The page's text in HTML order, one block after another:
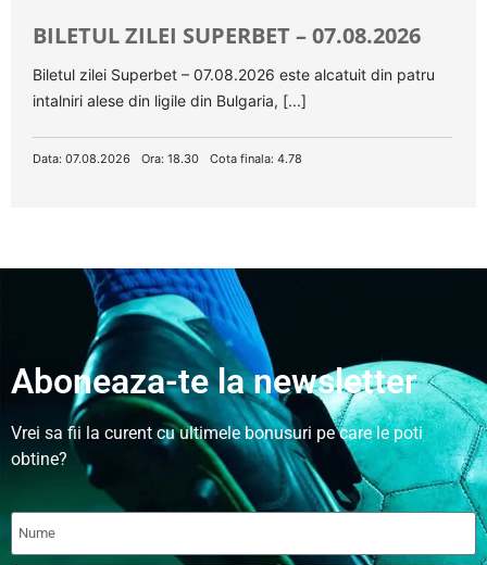
BILETUL ZILEI SUPERBET – 07.08.2026
Biletul zilei Superbet – 07.08.2026 este alcatuit din patru
intalniri alese din ligile din Bulgaria, [...]
Data: 07.08.2026 Ora: 18.30 Cota finala: 4.78
Aboneaza-te la newsletter
Vrei sa fii la curent cu ultimele bonusuri pe care le poti
obtine?